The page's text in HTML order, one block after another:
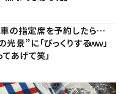
の指定席を予約したら…
景”に「びっくりするｗｗ」
てあげて笑」